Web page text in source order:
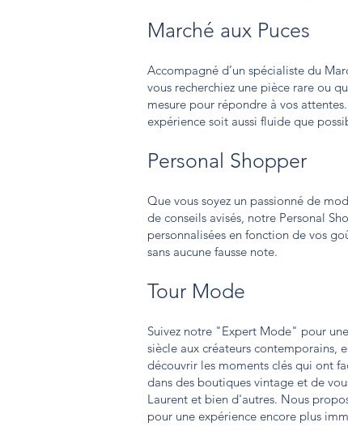
Marché aux Puces
Accompagné d’un spécialiste du
vous recherchiez une pièce rare ou
mesure pour répondre à vos
expérience soit aussi fluide que
Personal Shopper
Que vous soyez un passionné de
de conseils avisés, notre Personal
personnalisées en fonction de vos
sans aucune fausse note.
Tour Mode
Suivez notre "Expert Mode" pour
siècle aux créateurs contemporains,
découvrir les moments clés qui ont
dans des boutiques vintage et de
Laurent et bien d'autres. Nous
pour une expérience encore plus